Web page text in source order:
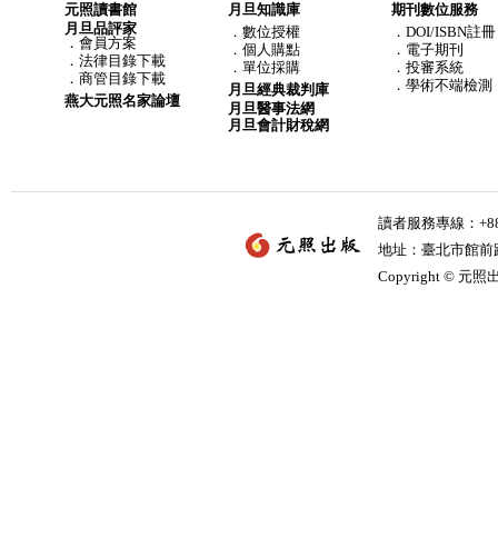
元照讀書館
月旦品評家
． 會員方案
． 法律目錄下載
． 商管目錄下載
燕大元照名家論壇
月旦知識庫
． 數位授權
． 個人購點
． 單位採購
月旦經典裁判庫
月旦醫事法網
月旦會計財稅網
期刊數位服務
．DOI/ISBN註冊
．電子期刊
．投審系統
．學術不端檢測
讀者服務專線：
地址：臺北市館
Copyright © 元照